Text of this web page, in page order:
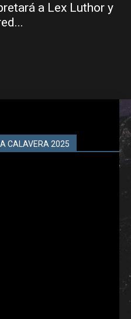
a Lex Luthor y
CALAVERA 2025